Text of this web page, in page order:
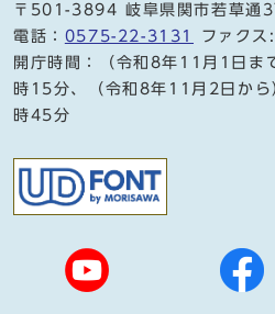
〒501-3894 岐阜県関市若草通3
電話： 0575-22-3131
ファク
開庁時間：（令和8年11月1日
時15分、（令和8年11月2日か
時45分